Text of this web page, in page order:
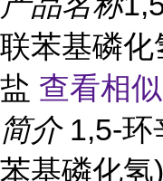
联苯基磷化
盐 查看相
简介 1,5-环
苯基磷化氢